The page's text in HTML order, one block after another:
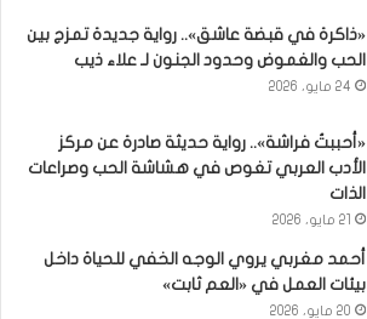
«ذاكرة في قبضة عاشق».. رواية جديدة تمزج بين
الحب والغموض وحدود الجنون لـ علاء ذيب
24 مايو، 2026
«أحببتُ فراشة».. رواية حديثة صادرة عن مركز
الأدب العربي تغوص في هشاشة الحب وصراعات
الذات
21 مايو، 2026
أحمد مغربي يروي الوجه الخفي للحياة داخل
بيئات العمل في «العم ثابت»
20 مايو، 2026